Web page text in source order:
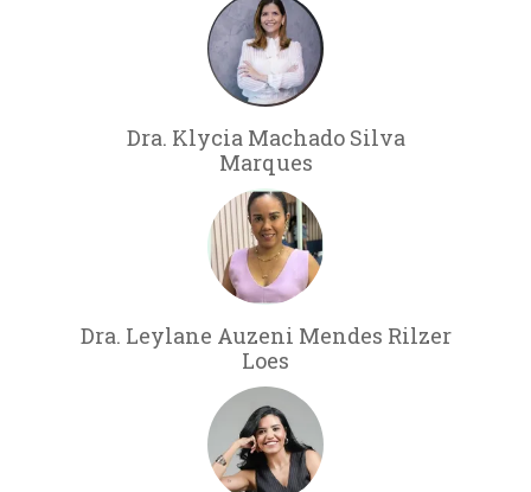
Dra. Klycia Machado Silva
Marques
Dra. Leylane Auzeni Mendes Rilzer
Loes